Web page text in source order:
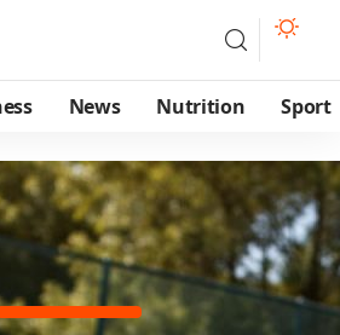
News Nutrition Sport